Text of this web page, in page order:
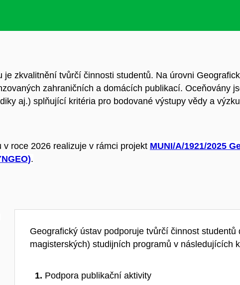
zkvalitnění tvůrčí činnosti studentů. Na úrovni
zahraničních a domácích publikací. Oceňovány
aj.) splňující kritéria pro bodované výstupy vědy a
roce 2026 realizuje v rámci projekt MUNI/A/1921/2025
.
Geografický ústav podporuje tvůrčí činnost
magisterských) studijních programů v následujících
Podpora publikační aktivity